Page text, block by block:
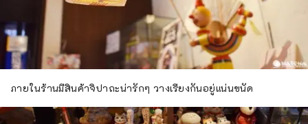
ภายในร้านมีสินค้าจิปาถะน่ารักๆ วางเรียงกันอยู่แน่นขนัด